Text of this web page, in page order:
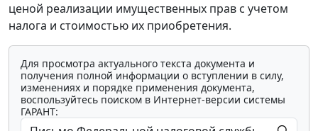
ценой реализации имущественных прав с учетом
налога и стоимостью их приобретения.
Для просмотра актуального текста документа и
получения полной информации о вступлении в силу,
изменениях и порядке применения документа,
воспользуйтесь поиском в Интернет-версии системы
ГАРАНТ: